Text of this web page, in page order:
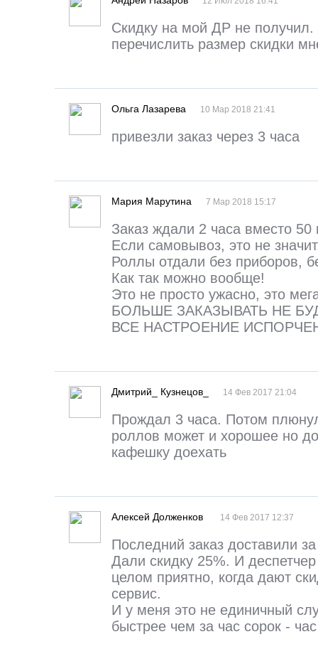
Скидку на мой ДР не получил.
перечислить размер скидки
Ольга Лазарева 10 Мар 2018 21:41
привезли заказ через 3 часа
Мария Марутина 7 Мар 2018 15:17
Заказ ждали 2 часа вместо
Если самовывоз, это не
Роллы отдали без приборов,
Как так можно вообще!
Это не просто ужасно, это
БОЛЬШЕ ЗАКАЗЫВАТЬ НЕ
ВСЕ НАСТРОЕНИЕ
Дмитрий_ Кузнецов_ 14 Фев 2017 21:04
Прождал 3 часа. Потом
роллов может и хорошее но
кафешку доехать
Алексей Долженков 14 Фев 2017 12:37
Последний заказ доставили
Дали скидку 25%. И
целом приятно, когда дают
сервис.
И у меня это не единичный
быстрее чем за час сорок -